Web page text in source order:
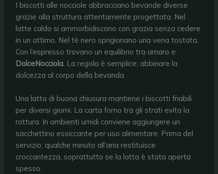
I biscotti alle nocciole abbracciano bevande diverse
grazie alla struttura attentamente progettata. Nel
latte caldo si ammorbidiscono con grazia senza cedere
in un attimo. Nel tè nero sprigionano una vena tostata.
Con l’espresso trovano un equilibrio tra amaro e
DolceNocciola. La regola è semplice: abbinare la
dolcezza al corpo della bevanda.
Una latta di buona chiusura mantiene i biscotti friabili
per diversi giorni. La carta forno tra gli strati evita la
rottura. In ambienti umidi conviene aggiungere un
sacchettino essiccante per uso alimentare. Prima del
servizio, qualche minuto all’aria restituisce
croccantezza, soprattutto se la latta è stata aperta
spesso.